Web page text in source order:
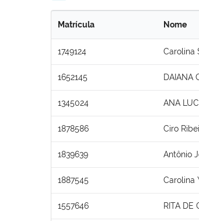
Matrícula Nome
1749124 Carolina
1652145 DAIANA
1345024 ANA
1878586 Ciro
1839639 Antônio
1887545 Carolina
1557646 RITA DE